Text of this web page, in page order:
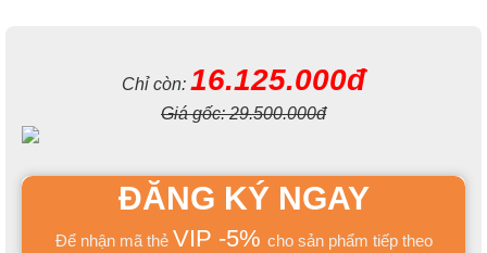
Chỉ còn: 16.125.000đ
Giá gốc:29.500.000đ
ĐĂNG KÝ NGAY
Để nhận mã thẻ VIP -5% cho sản phẩm tiếp theo